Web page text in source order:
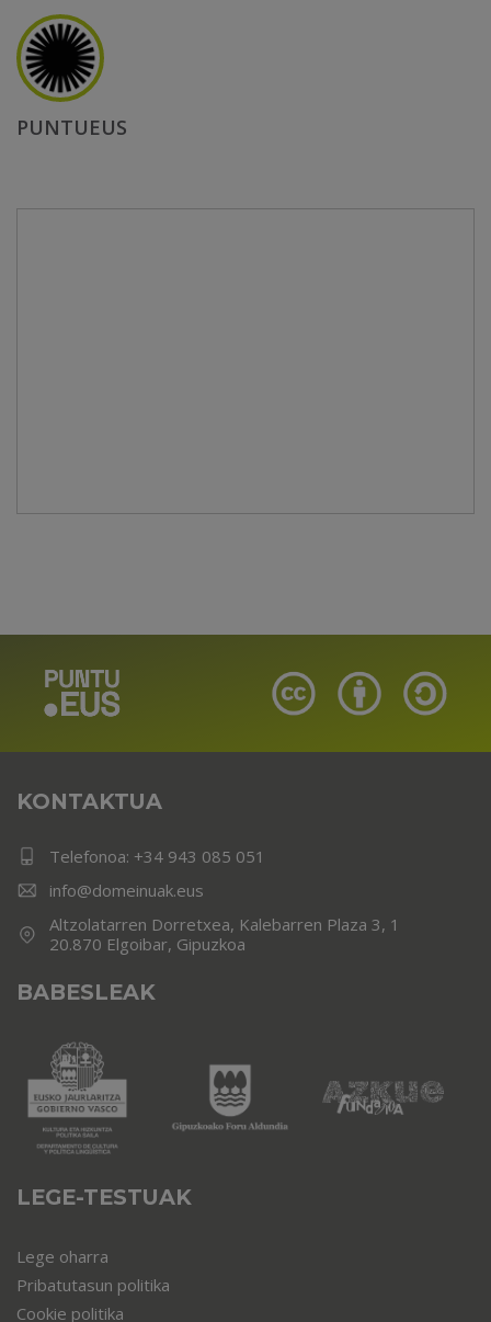
PUNTUEUS
KONTAKTUA
Telefonoa: +34 943 085 051
info@domeinuak.eus
Altzolatarren Dorretxea, Kalebarren Plaza 3, 1
20.870 Elgoibar, Gipuzkoa
BABESLEAK
LEGE-TESTUAK
Lege oharra
Pribatutasun politika
Cookie politika